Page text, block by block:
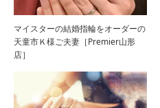
マイスターの結婚指輪をオーダーの
天童市Ｋ様ご夫妻［Premier山形
店］